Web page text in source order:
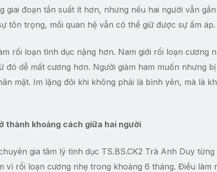
đoạn tần suất ít hơn, nhưng nếu hai người vẫn gần
tôn trọng, mối quan hệ vẫn có thể giữ được sự ấm áp.
rối loạn tình dục nặng hơn. Nam giới rối loạn cương
dễ mất cương hơn. Người giảm ham muốn nhưng
mật. Im lặng đôi khi không phải là bình yên, mà là
thành khoảng cách giữa hai người
gia tâm lý tình dục TS.BS.CK2 Trà Anh Duy từng
rối loạn cương nhẹ trong khoảng 6 tháng. Điều làm